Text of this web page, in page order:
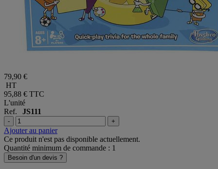
79,90 €
HT
95,88 € TTC
L'unité
Ref. JS111
- +
Ajouter au panier
Ce produit n'est pas disponible actuellement.
Quantité minimum de commande : 1
Besoin d'un devis ?